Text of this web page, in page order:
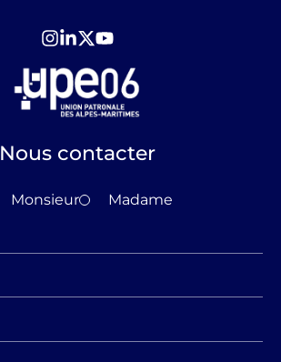
Nous contacter
Monsieur
Madame